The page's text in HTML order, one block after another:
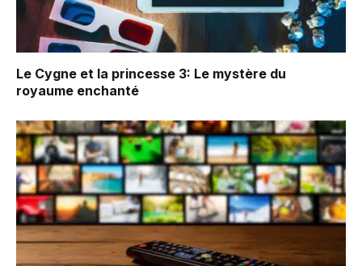
Le Cygne et la princesse 3: Le mystère du
royaume enchanté